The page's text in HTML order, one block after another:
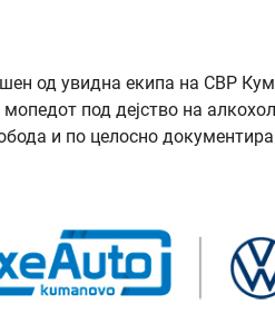
од увидна екипа на СВР
под дејство на
и по целосно